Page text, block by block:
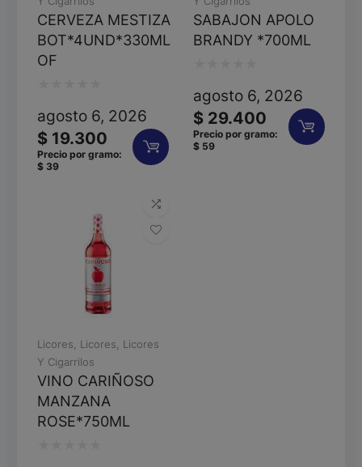
CERVEZA MESTIZA
BOT*4UND*330ML
OF
con
0
de
agosto 6, 2026
$ 19.300
Precio por gramo:
$ 39
SABAJON APOLO
BRANDY *700ML
con
0
de
agosto 6, 2026
$ 29.400
Precio por gramo:
$ 59
Licores Licores
Licores
Y Cigarrilos
VINO CARIÑOSO
MANZANA
ROSE*750ML